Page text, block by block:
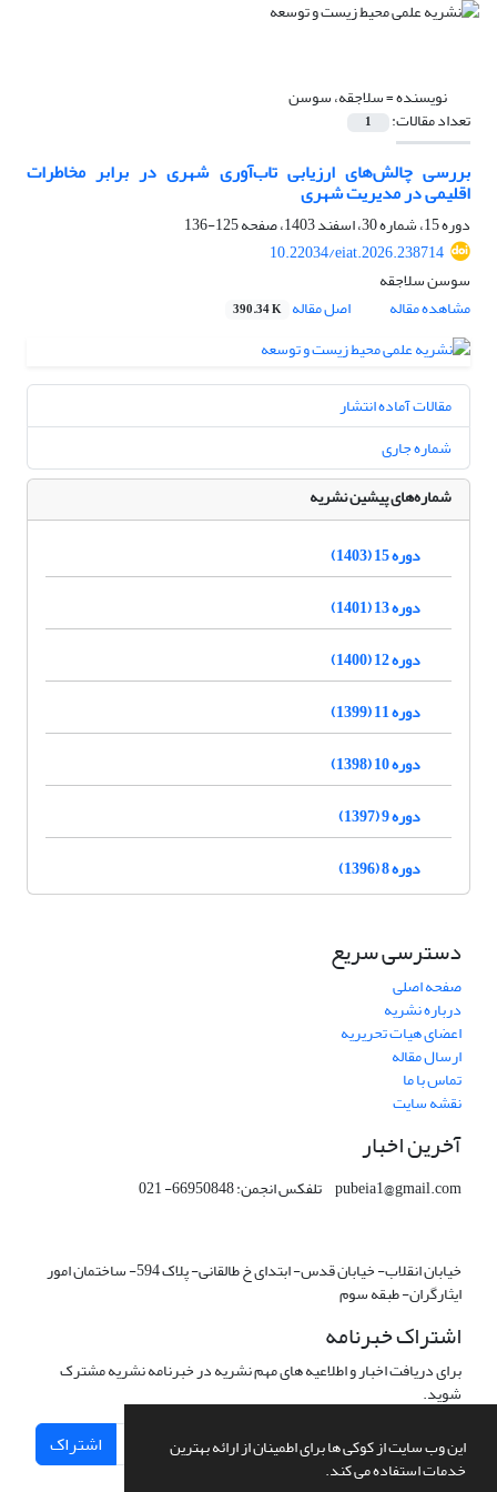
این وب سایت از کوکی ها برای اطمینان از ارائه بهترین
خدمات استفاده می کند.
نویسنده =سلاجقه، سوسن
تعداد مقالات: 1
بررسی چالش‌‌های ارزیابی تاب‌آوری شهری در برابر مخاطرات
اقلیمی در مدیریت شهری
دوره 15، شماره 30، اسفند 1403، صفحه
125-136
10.22034/eiat.2026.238714
سوسن سلاجقه
مشاهده مقاله
اصل مقاله 390.34 K
مقالات آماده انتشار
شماره جاری
شماره‌های پیشین نشریه
دوره 15 (1403)
دوره 13 (1401)
دوره 12 (1400)
دوره 11 (1399)
دوره 10 (1398)
دوره 9 (1397)
دوره 8 (1396)
دسترسی سریع
صفحه اصلی
درباره نشریه
اعضای هیات تحریریه
ارسال مقاله
تماس با ما
نقشه سایت
آخرین اخبار
pubeia1@gmail.com تلفکس انجمن: 66950848- 021
خیابان انقلاب- خیابان قدس- ابتدای خ طالقانی- پلاک 594- ساختمان امور
ایثارگران- طبقه سوم
اشتراک خبرنامه
برای دریافت اخبار و اطلاعیه های مهم نشریه در خبرنامه نشریه مشترک
شوید.
اشتراک